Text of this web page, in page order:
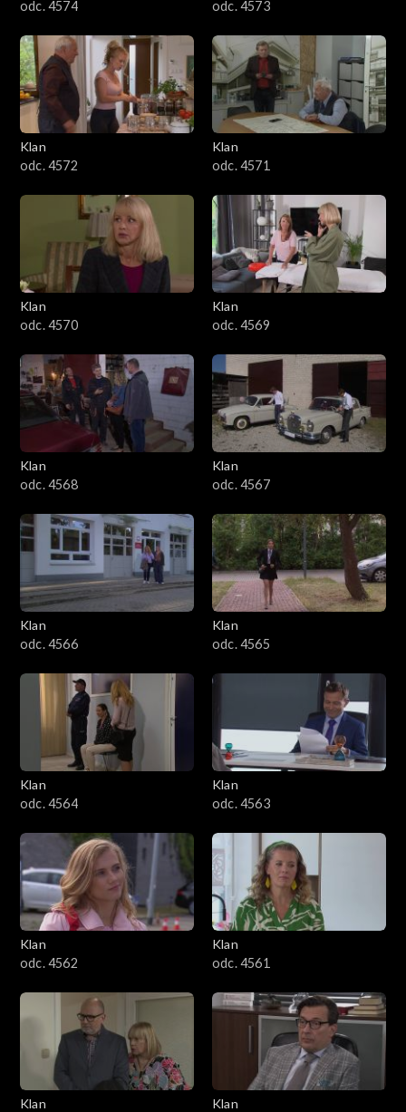
odc. 4574 odc. 4573
Klan
odc. 4572
Klan
odc. 4571
Klan
odc. 4570
Klan
odc. 4569
Klan
odc. 4568
Klan
odc. 4567
Klan
odc. 4566
Klan
odc. 4565
Klan
odc. 4564
Klan
odc. 4563
Klan
odc. 4562
Klan
odc. 4561
Klan
Klan